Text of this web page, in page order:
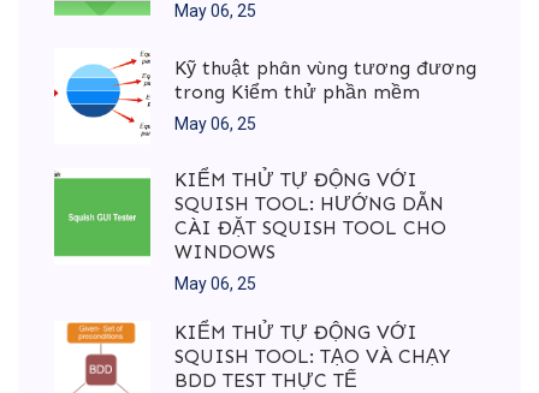
May 06, 25
Kỹ thuật phân vùng tương đương
trong Kiểm thử phần mềm
May 06, 25
KIỂM THỬ TỰ ĐỘNG VỚI
SQUISH TOOL: HƯỚNG DẪN
CÀI ĐẶT SQUISH TOOL CHO
WINDOWS
May 06, 25
KIỂM THỬ TỰ ĐỘNG VỚI
SQUISH TOOL: TẠO VÀ CHẠY
BDD TEST THỰC TẾ